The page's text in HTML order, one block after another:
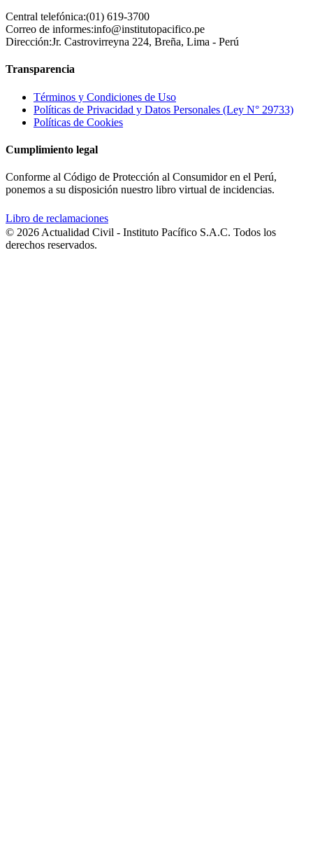
Central telefónica:(01) 619-3700
Correo de informes:info@institutopacifico.pe
Dirección:Jr. Castrovirreyna 224, Breña, Lima - Perú
Transparencia
Términos y Condiciones de Uso
Políticas de Privacidad y Datos Personales (Ley N° 29733)
Políticas de Cookies
Cumplimiento legal
Conforme al Código de Protección al Consumidor en el Perú,
ponemos a su disposición nuestro libro virtual de incidencias.
Libro de reclamaciones
© 2026 Actualidad Civil - Instituto Pacífico S.A.C. Todos los
derechos reservados.